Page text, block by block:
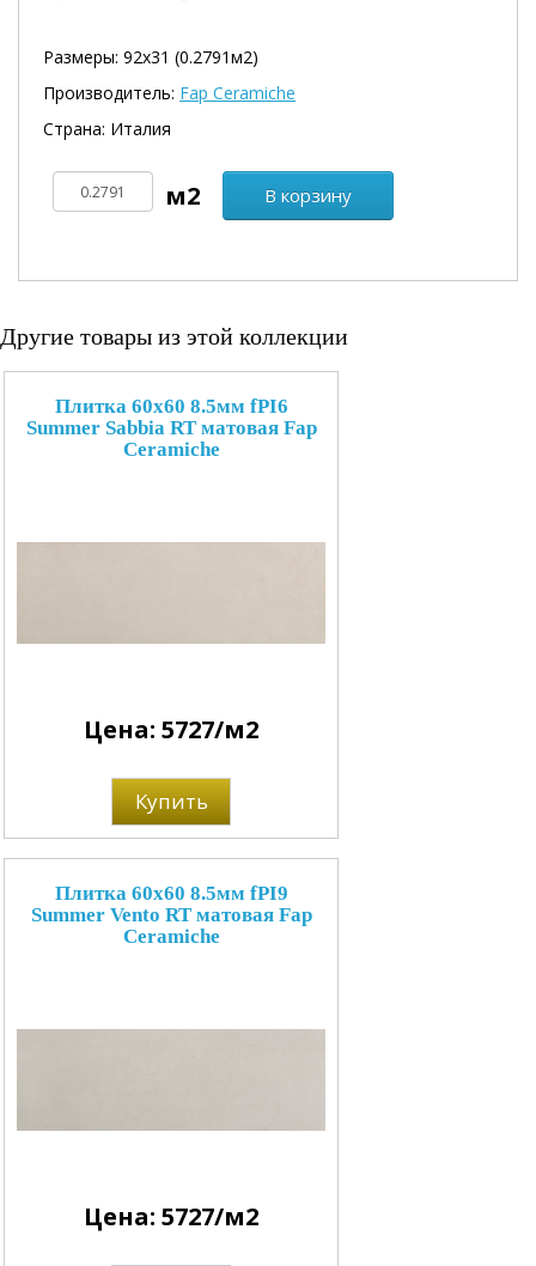
Размеры: 92х31 (0.2791м2)
Производитель: Fap Ceramiche
Страна: Италия
В корзину
Другие товары из этой коллекции
Плитка 60x60 8.5мм fPI6
Summer Sabbia RT матовая Fap
Ceramiche
Цена: 5727/м2
Купить
Плитка 60x60 8.5мм fPI9
Summer Vento RT матовая Fap
Ceramiche
Цена: 5727/м2